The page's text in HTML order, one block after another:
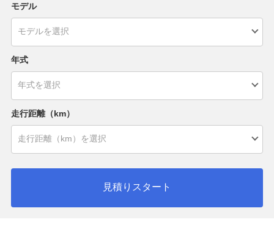
モデル
年式
走行距離（km）
見積りスタート